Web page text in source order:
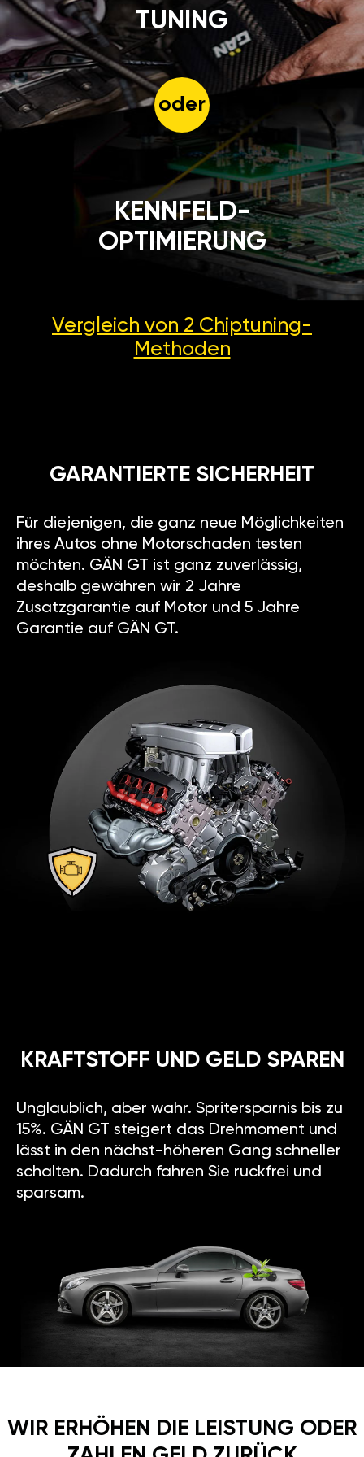
TUNING
oder
KENNFELD-
OPTIMIERUNG
Vergleich von 2 Chiptuning-
Methoden
GARANTIERTE SICHERHEIT
Für diejenigen, die ganz neue Möglichkeiten
ihres Autos ohne Motorschaden testen
möchten. GÄN GT ist ganz zuverlässig,
deshalb gewähren wir 2 Jahre
Zusatzgarantie auf Motor und 5 Jahre
Garantie auf GÄN GT.
KRAFTSTOFF UND GELD SPAREN
Unglaublich, aber wahr. Spritersparnis bis zu
15%. GÄN GT steigert das Drehmoment und
lässt in den nächst-höheren Gang schneller
schalten. Dadurch fahren Sie ruckfrei und
sparsam.
WIR ERHÖHEN DIE LEISTUNG ODER